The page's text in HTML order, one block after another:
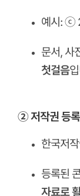
예시: ⓒ
문서, 사
첫걸음
② 저작권 등록
한국저
등록된
자료로